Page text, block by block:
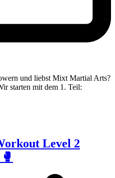
und liebst Mixt Martial Arts?
starten mit dem 1. Teil:
Level 2